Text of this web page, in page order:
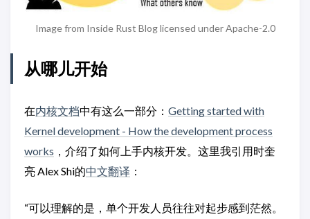
Image from Inside Rust Blog licensed under Apache-2.0
从哪儿开始
在内核文档中有这么一部分： Getting started with
Kernel development - How the development process
works ，介绍了如何上手内核开发。这里我引用时奎
亮 Alex Shi的中文翻译 ：
“可以理解的是，单个开发人员往往对起步感到茫然。